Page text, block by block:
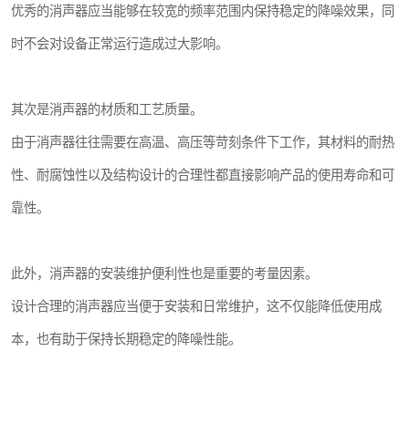
优秀的消声器应当能够在较宽的频率范围内保持稳定的降噪效果，同
时不会对设备正常运行造成过大影响。
其次是消声器的材质和工艺质量。
由于消声器往往需要在高温、高压等苛刻条件下工作，其材料的耐热
性、耐腐蚀性以及结构设计的合理性都直接影响产品的使用寿命和可
靠性。
此外，消声器的安装维护便利性也是重要的考量因素。
设计合理的消声器应当便于安装和日常维护，这不仅能降低使用成
本，也有助于保持长期稳定的降噪性能。